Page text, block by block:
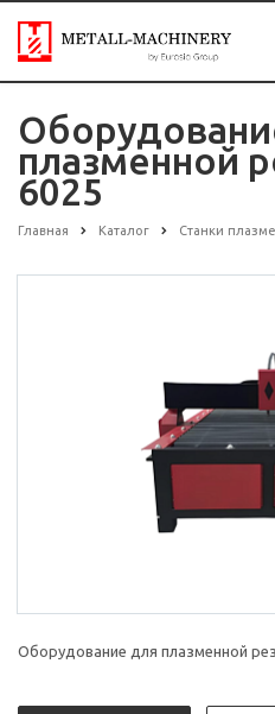
плазменной
6025
Главная Каталог Станки
Оборудование для плазменной